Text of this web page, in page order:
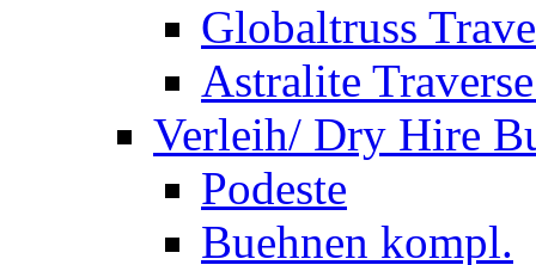
Globaltruss
Astralite
Verleih/ Dry Hire
Podeste
Buehnen kompl.